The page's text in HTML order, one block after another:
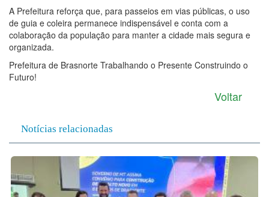
A Prefeitura reforça que, para passeios em vias públicas, o uso
de guia e coleira permanece indispensável e conta com a
colaboração da população para manter a cidade mais segura e
organizada.
Prefeitura de Brasnorte Trabalhando o Presente Construindo o
Futuro!
Voltar
Notícias relacionadas